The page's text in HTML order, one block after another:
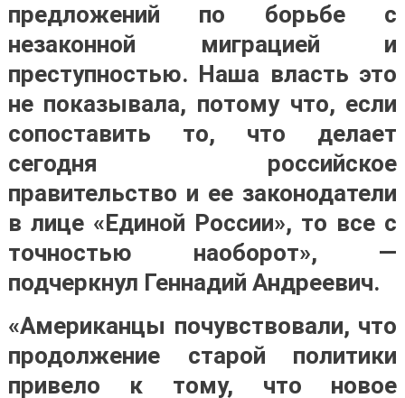
предложений по борьбе с
незаконной миграцией и
преступностью. Наша власть это
не показывала, потому что, если
сопоставить то, что делает
сегодня российское
правительство и ее законодатели
в лице «Единой России», то все с
точностью наоборот», —
подчеркнул Геннадий Андреевич.
«Американцы почувствовали, что
продолжение старой политики
привело к тому, что новое